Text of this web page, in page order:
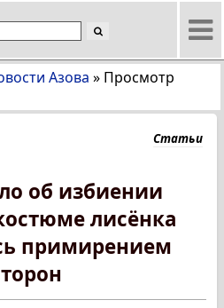
Азова » Просмотр
Статьи
об избиении
лисёнка
примирением